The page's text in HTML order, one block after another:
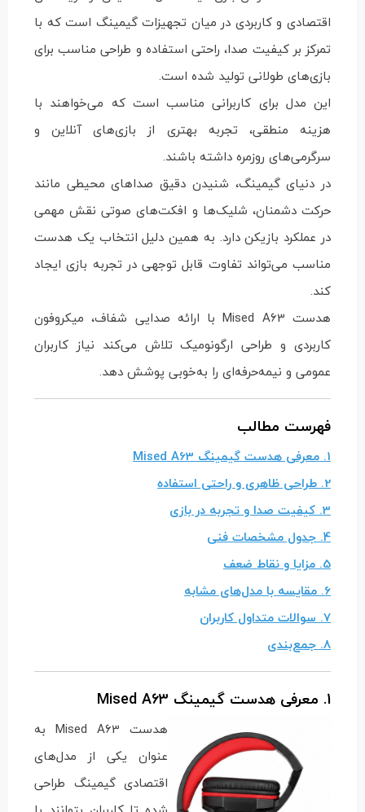
اقتصادی و کاربردی در میان تجهیزات گیمینگ است که با
تمرکز بر کیفیت صدا، راحتی استفاده و طراحی مناسب برای
بازی‌های طولانی تولید شده است.
این مدل برای کاربرانی مناسب است که می‌خواهند با
هزینه منطقی، تجربه بهتری از بازی‌های آنلاین و
سرگرمی‌های روزمره داشته باشند.
در دنیای گیمینگ، شنیدن دقیق صداهای محیطی مانند
حرکت دشمنان، شلیک‌ها و افکت‌های صوتی نقش مهمی
در عملکرد بازیکن دارد. به همین دلیل انتخاب یک هدست
مناسب می‌تواند تفاوت قابل توجهی در تجربه بازی ایجاد
کند.
هدست Mised A63 با ارائه صدایی شفاف، میکروفون
کاربردی و طراحی ارگونومیک تلاش می‌کند نیاز کاربران
عمومی و نیمه‌حرفه‌ای را به‌خوبی پوشش دهد.
فهرست مطالب
1. معرفی هدست گیمینگ Mised A63
2. طراحی ظاهری و راحتی استفاده
3. کیفیت صدا و تجربه در بازی
4. جدول مشخصات فنی
5. مزایا و نقاط ضعف
6. مقایسه با مدل‌های مشابه
7. سوالات متداول کاربران
8. جمع‌بندی
1. معرفی هدست گیمینگ Mised A63
هدست Mised A63 به
عنوان یکی از مدل‌های
اقتصادی گیمینگ طراحی